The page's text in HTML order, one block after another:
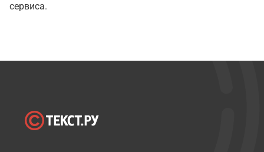
сервиса.